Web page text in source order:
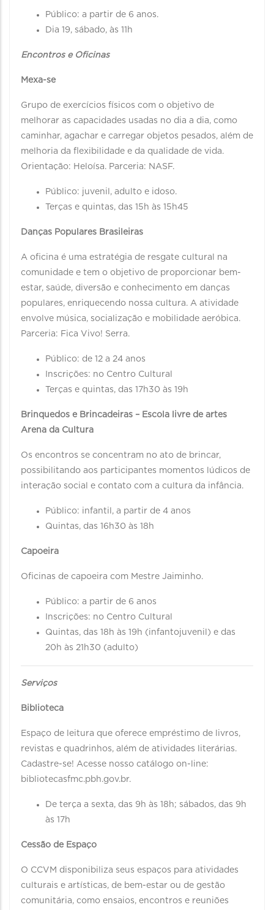
Público: a partir de 6 anos.
Dia 19, sábado, às 11h
Encontros e Oficinas
Mexa-se
Grupo de exercícios físicos com o objetivo de
melhorar as capacidades usadas no dia a dia, como
caminhar, agachar e carregar objetos pesados, além de
melhoria da flexibilidade e da qualidade de vida.
Orientação: Heloísa. Parceria: NASF.
Público: juvenil, adulto e idoso.
Terças e quintas, das 15h às 15h45
Danças Populares Brasileiras
A oficina é uma estratégia de resgate cultural na
comunidade e tem o objetivo de proporcionar bem-
estar, saúde, diversão e conhecimento em danças
populares, enriquecendo nossa cultura. A atividade
envolve música, socialização e mobilidade aeróbica.
Parceria: Fica Vivo! Serra.
Público: de 12 a 24 anos
Inscrições: no Centro Cultural
Terças e quintas, das 17h30 às 19h
Brinquedos e Brincadeiras – Escola livre de artes
Arena da Cultura
Os encontros se concentram no ato de brincar,
possibilitando aos participantes momentos lúdicos de
interação social e contato com a cultura da infância.
Público: infantil, a partir de 4 anos
Quintas, das 16h30 às 18h
Capoeira
Oficinas de capoeira com Mestre Jaiminho.
Público: a partir de 6 anos
Inscrições: no Centro Cultural
Quintas, das 18h às 19h (infantojuvenil) e das
20h às 21h30 (adulto)
Serviços
Biblioteca
Espaço de leitura que oferece empréstimo de livros,
revistas e quadrinhos, além de atividades literárias.
Cadastre-se! Acesse nosso catálogo on-line:
bibliotecasfmc.pbh.gov.br.
De terça a sexta, das 9h às 18h; sábados, das 9h
às 17h
Cessão de Espaço
O CCVM disponibiliza seus espaços para atividades
culturais e artísticas, de bem-estar ou de gestão
comunitária, como ensaios, encontros e reuniões